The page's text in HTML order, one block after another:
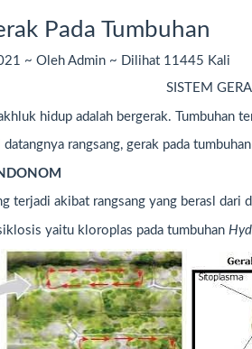
Pada Tumbuhan
~ Oleh Admin ~ Dilihat 11445 Kali
SISTEM
hidup adalah bergerak. Tumbuhan
datangnya rangsang, gerak pada
terjadi akibat rangsang yang berasl dari
yaitu kloroplas pada tumbuhan